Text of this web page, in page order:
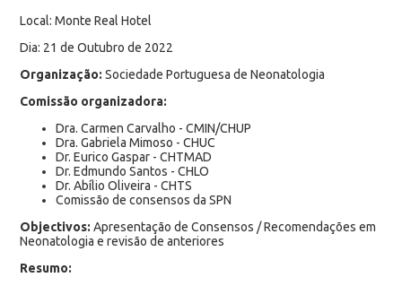
Local: Monte Real Hotel
Dia: 21 de Outubro de 2022
Organização: Sociedade Portuguesa de Neonatologia
Comissão organizadora:
Dra. Carmen Carvalho - CMIN/CHUP
Dra. Gabriela Mimoso - CHUC
Dr. Eurico Gaspar - CHTMAD
Dr. Edmundo Santos - CHLO
Dr. Abílio Oliveira - CHTS
Comissão de consensos da SPN
Objectivos: Apresentação de Consensos / Recomendações em
Neonatologia e revisão de anteriores
Resumo: